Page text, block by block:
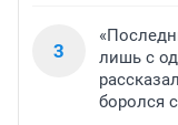
3
лишь с
боролся